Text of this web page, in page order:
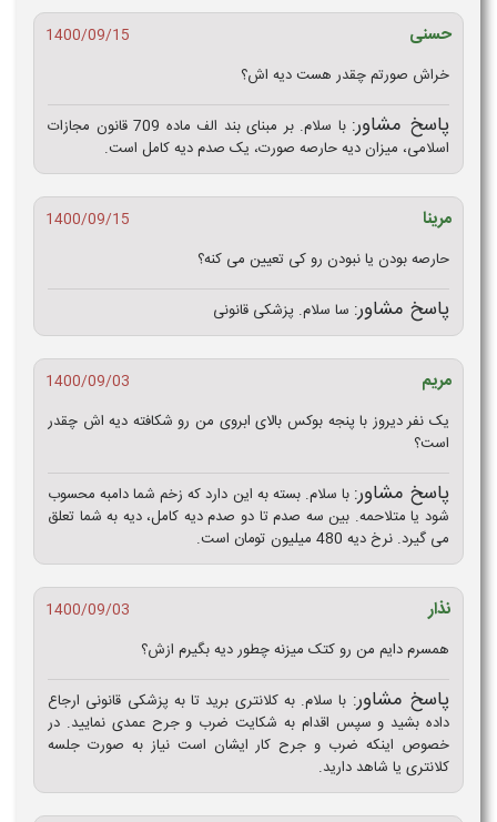
حسنی
1400/09/15
خراش صورتم چقدر هست دیه اش؟
پاسخ مشاور:
با سلام. بر مبنای بند الف ماده 709 قانون مجازات
اسلامی، میزان دیه حارصه صورت، یک صدم دیه کامل است.
مرینا
1400/09/15
حارصه بودن یا نبودن رو کی تعیین می کنه؟
پاسخ مشاور: سا سلام. پزشکی قانونی
مریم
1400/09/03
یک نفر دیروز با پنجه بوکس بالای ابروی من رو شکافته دیه اش چقدر
است؟
پاسخ مشاور: با سلام. بسته به این دارد که زخم شما دامبه محسوب
شود یا متلاحمه. بین سه صدم تا دو صدم دیه کامل، دیه به شما تعلق
می گیرد. نرخ دیه 480 میلیون تومان است.
نذار
1400/09/03
همسرم دایم من رو کتک میزنه چطور دیه بگیرم ازش؟
پاسخ مشاور: با سلام. به کلانتری برید تا به پزشکی قانونی ارجاع
داده بشید و سپس اقدام به شکایت ضرب و جرح عمدی نمایید. در
خصوص اینکه ضرب و جرح کار ایشان است نیاز به صورت جلسه
کلانتری یا شاهد دارید.